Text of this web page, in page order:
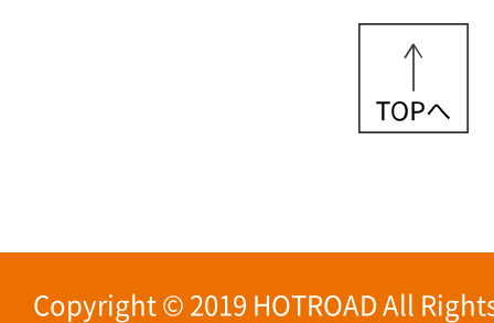
Copyright © 2019 HOTROAD All